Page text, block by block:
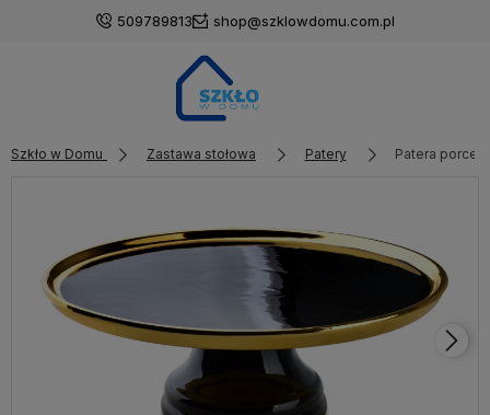
509789813 shop@szklowdomu.com.pl
Szkło w Domu Zastawa stołowa Patery Patera